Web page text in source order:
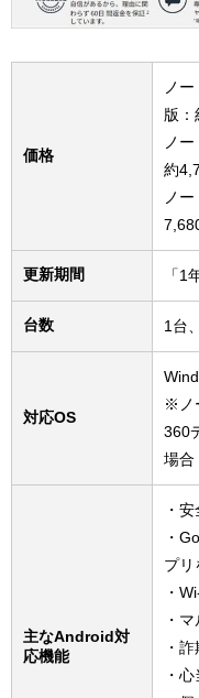
価格
ノ
版：
ノ
約
ノ
更新期間 「1
台数 1台
対応OS
※ノ
360
場合
主なAndroid対
応機能
・
・
プリ
・
・
・
・